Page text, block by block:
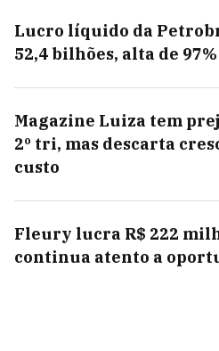
Lucro líquido da
52,4 bilhões, alta de
Magazine Luiza tem
2º tri, mas descarta
custo
Fleury lucra R$ 222
continua atento a